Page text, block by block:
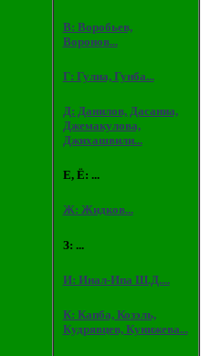
В: Воробьев,
Воронов...
Г: Гулиа, Гунба...
Д: Данилов, Дасаниа,
Джемакулова,
Джихашвили...
Е, Ё: ...
Ж: Жидков...
З: ...
И: Инал-Ипа Ш.Д....
К: Капба, Козэль,
Кудрявцев, Кунижева...